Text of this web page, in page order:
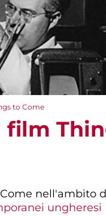
to Come
nell'ambito
ungheresi